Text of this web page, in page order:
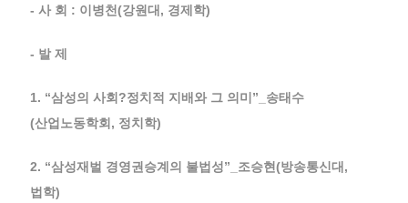
- 사 회 : 이병천(강원대, 경제학)
- 발 제
1. “삼성의 사회?정치적 지배와 그 의미”_송태수
(산업노동학회, 정치학)
2. “삼성재벌 경영권승계의 불법성”_조승현(방송통신대,
법학)